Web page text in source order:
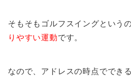
そもそもゴルフスイングというの
りやすい運動です。
なので、アドレスの時点ででき